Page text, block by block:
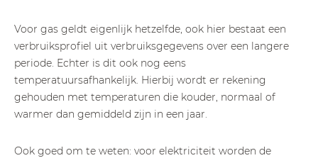
Voor gas geldt eigenlijk hetzelfde, ook hier bestaat een
verbruiksprofiel uit verbruiksgegevens over een langere
periode. Echter is dit ook nog eens
temperatuursafhankelijk. Hierbij wordt er rekening
gehouden met temperaturen die kouder, normaal of
warmer dan gemiddeld zijn in een jaar.
Ook goed om te weten: voor elektriciteit worden de